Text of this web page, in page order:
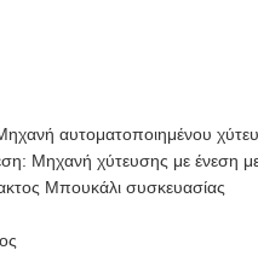
αυτοματοποιημένου
Μηχανή χύτευσης με ένεση
Μπουκάλι συσκευασίας